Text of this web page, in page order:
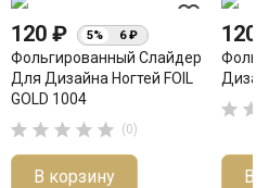
favorite_border
120 ₽ 5% 6 ₽
Фольгированный Слайдер
Для Дизайна Ногтей FOIL
GOLD 1004
     (0)
В корзину
120
 
В